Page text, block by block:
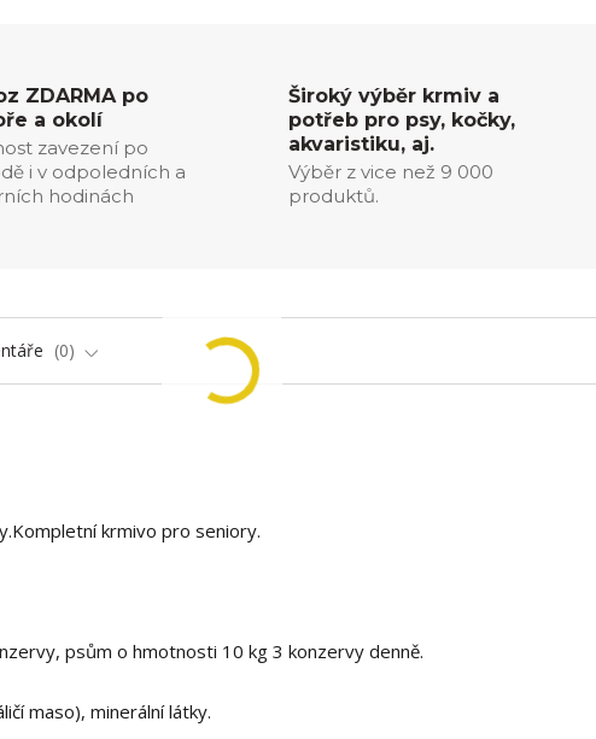
ZDARMA po
a okolí
zavezení po
i v odpoledních a
hodinách
Široký výběr krmiv a
potřeb pro psy, kočky,
akvaristiku, aj.
Výběr z vice než 9 000
produktů.
0
krmivo pro seniory.
psům o hmotnosti 10 kg 3 konzervy denně.
maso), minerální látky.